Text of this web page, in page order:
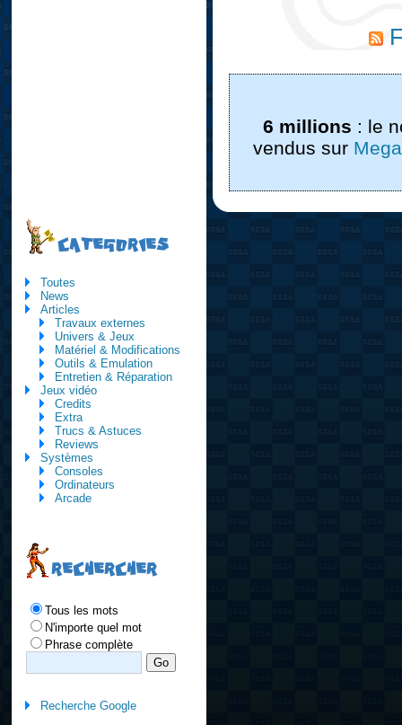
6 millions : le
vendus sur
CATEGORIES
Toutes
News
Articles
Travaux externes
Univers & Jeux
Matériel & Modifications
Outils & Emulation
Entretien & Réparation
Jeux vidéo
Credits
Extra
Trucs & Astuces
Reviews
Systèmes
Consoles
Ordinateurs
Arcade
RECHERCHER
Tous les mots
N'importe quel mot
Phrase complète
Recherche Google